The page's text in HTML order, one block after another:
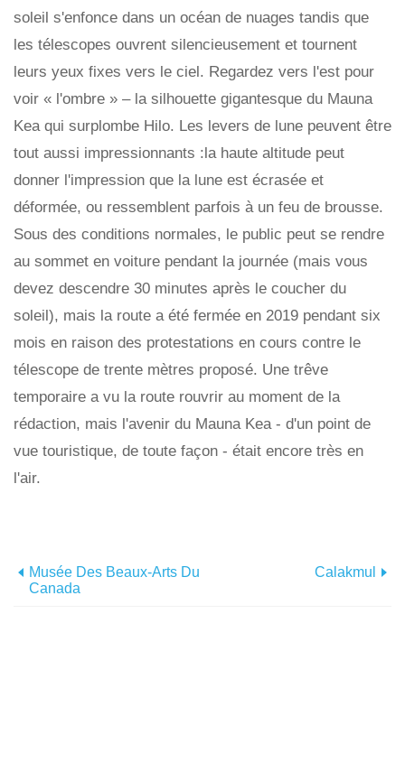
soleil s'enfonce dans un océan de nuages ​​tandis que
les télescopes ouvrent silencieusement et tournent
leurs yeux fixes vers le ciel. Regardez vers l'est pour
voir « l'ombre » – la silhouette gigantesque du Mauna
Kea qui surplombe Hilo. Les levers de lune peuvent être
tout aussi impressionnants :la haute altitude peut
donner l'impression que la lune est écrasée et
déformée, ou ressemblent parfois à un feu de brousse.
Sous des conditions normales, le public peut se rendre
au sommet en voiture pendant la journée (mais vous
devez descendre 30 minutes après le coucher du
soleil), mais la route a été fermée en 2019 pendant six
mois en raison des protestations en cours contre le
télescope de trente mètres proposé. Une trêve
temporaire a vu la route rouvrir au moment de la
rédaction, mais l'avenir du Mauna Kea - d'un point de
vue touristique, de toute façon - était encore très en
l'air.
Musée Des Beaux-Arts Du
Canada
Calakmul